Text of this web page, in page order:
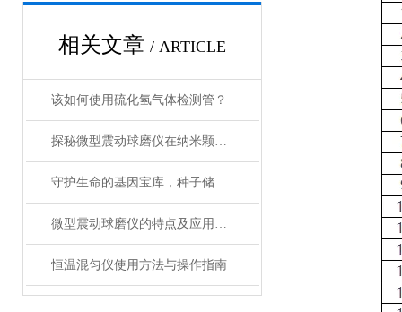
相关文章 / ARTICLE
该如何使用硫化氢气体检测管？
探秘微型震动球磨仪在纳米颗粒制备中的关键作用
守护生命的基因宝库，种子储藏柜使用事项详解
微型震动球磨仪的特点及应用领域说明
恒温混匀仪使用方法与操作指南